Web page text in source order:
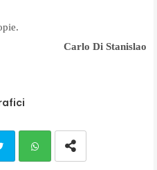
Carlo Di Stanislao